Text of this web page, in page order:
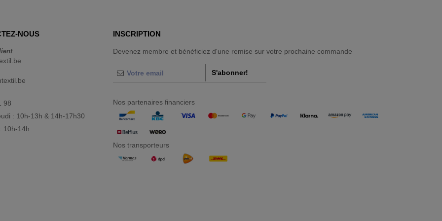
NOUS
98
: 10h-13h & 14h-17h30
10h-14h
INSCRIPTION
Devenez membre et bénéficiez d'une remise sur votre prochaine commande
S'abonner!
Nos partenaires financiers
Nos transporteurs